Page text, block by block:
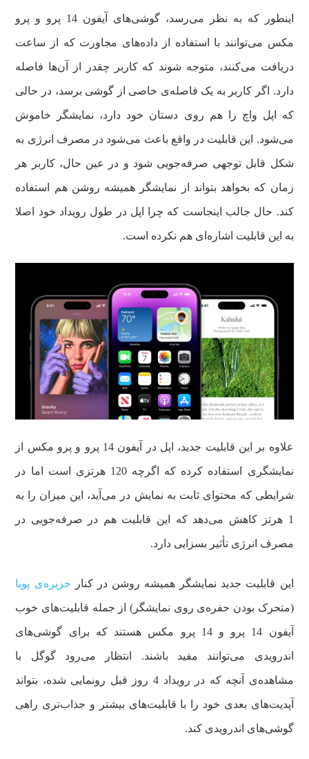
اینطور که به نظر می‌رسد، گوشی‌های آیفون 14 پرو و پرو
مکس می‌توانند با استفاده از داده‌های مجاورت که از ساعت
دریافت می‌کنند، متوجه شوند که کاربر چقدر از آن‌ها فاصله
دارد. اگر کاربر به یک فاصله‌ی خاصی از گوشی برسد، در حالی
که اپل واچ را هم روی دستان خود دارد، نمایشگر خاموش
می‌شود. این قابلیت در واقع باعث می‌شود در مصرف انرژی به
شکل قابل توجهی صرفه‌جویی شود و در عین حال، کاربر هر
زمان که بخواهد بتواند از نمایشگر همیشه روشن هم استفاده
کند. حال جالب اینجاست که چرا اپل در طول رویداد خود اصلا
به این قابلیت اشاره‌ای هم نکرده است.
علاوه بر این قابلیت جدید، اپل در آیفون 14 پرو و پرو مکس از
نمایشگری استفاده کرده که اگرچه 120 هرتزی است اما در
شرایطی که محتوای ثابت به نمایش در می‌آید، این میزان را به
1 هرتز کاهش می‌دهد که این قابلیت هم در صرفه‌جویی در
مصرف انرژی تأثیر بسزایی دارد.
این قابلیت جدید نمایشگر همیشه روشن در کنار جزیره‌ی پویا
(متحرک بودن حفره‌ی روی نمایشگر) از جمله قابلیت‌های خوب
آیفون 14 پرو و 14 پرو مکس هستند که برای گوشی‌های
اندرویدی می‌توانند مفید باشند. انتظار می‌رود گوگل با
مشاهده‌ی آنچه که در رویداد 4 روز قبل رونمایی شده، بتواند
آپدیت‌های بعدی خود را با قابلیت‌های بیشتر و جذاب‌تری راهی
گوشی‌های اندرویدی کند.